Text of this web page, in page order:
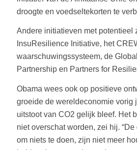
droogte en voedseltekorten te
Andere initiatieven met potentieel
InsuResilience Initiative, het
waarschuwingssysteem, de
Partnership en Partners for
Obama wees ook op positieve
groeide de wereldeconomie vorig
uitstoot van CO2 gelijk bleef. Het
niet overschat worden, zei hij.
om niets te doen, zijn niet meer